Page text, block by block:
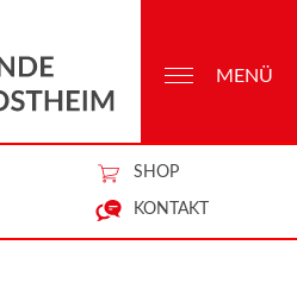
SHOP
KONTAKT
MENÜ